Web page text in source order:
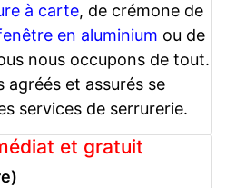
à carte, de crémone de
en aluminium ou de
nous occupons de tout.
agréés et assurés se
services de serrurerie.
et gratuit